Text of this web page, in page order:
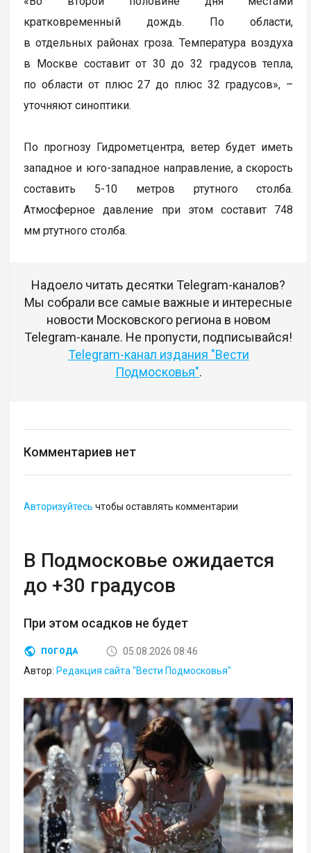
кратковременный дождь. По области,
в отдельных районах гроза. Температура воздуха
в Москве составит от 30 до 32 градусов тепла,
по области от плюс 27 до плюс 32 градусов», –
уточняют синоптики.
По прогнозу Гидрометцентра, ветер будет иметь
западное и юго-западное направление, а скорость
составить 5-10 метров ртутного столба.
Атмосферное давление при этом составит 748
мм ртутного столба.
Надоело читать десятки Telegram-каналов?
Мы собрали все самые важные и интересные
новости Московского региона в новом
Telegram-канале. Не пропусти, подписывайся!
Telegram-канал издания "Вести
Подмосковья".
Комментариев нет
Авторизуйтесь чтобы оставлять комментарии
В Подмосковье ожидается
до +30 градусов
При этом осадков не будет
ПОГОДА
05.08.2026 08:46
Автор: Редакция сайта "Вести Подмосковья"